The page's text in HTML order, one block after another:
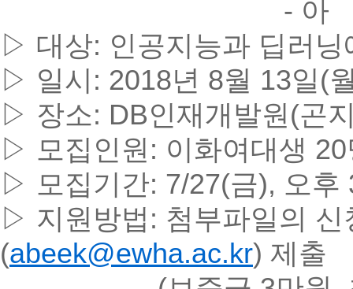
- 아
▷ 대상: 인공지능과 딥러닝
▷ 일시: 2018년 8월 13일(
▷ 장소: DB인재개발원(곤
▷ 모집인원: 이화여대생
▷ 모집기간: 7/27(금), 오후
▷ 지원방법: 첨부파일의
(abeek@ewha.ac.kr) 제출